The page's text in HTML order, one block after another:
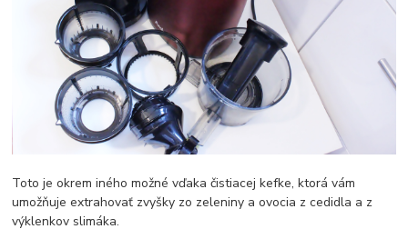
Toto je okrem iného možné vďaka čistiacej kefke, ktorá vám
umožňuje extrahovať zvyšky zo zeleniny a ovocia z cedidla a z
výklenkov slimáka.